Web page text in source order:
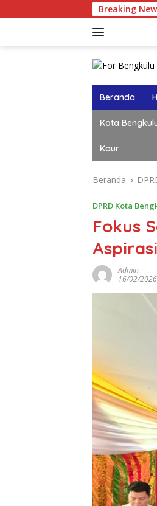
ke
Breaking
Dalam Talkshow di BETV ,
Beranda
Kota
Kaur
Beranda
DPRD Kota
Fokus
Admin
16/02/2026